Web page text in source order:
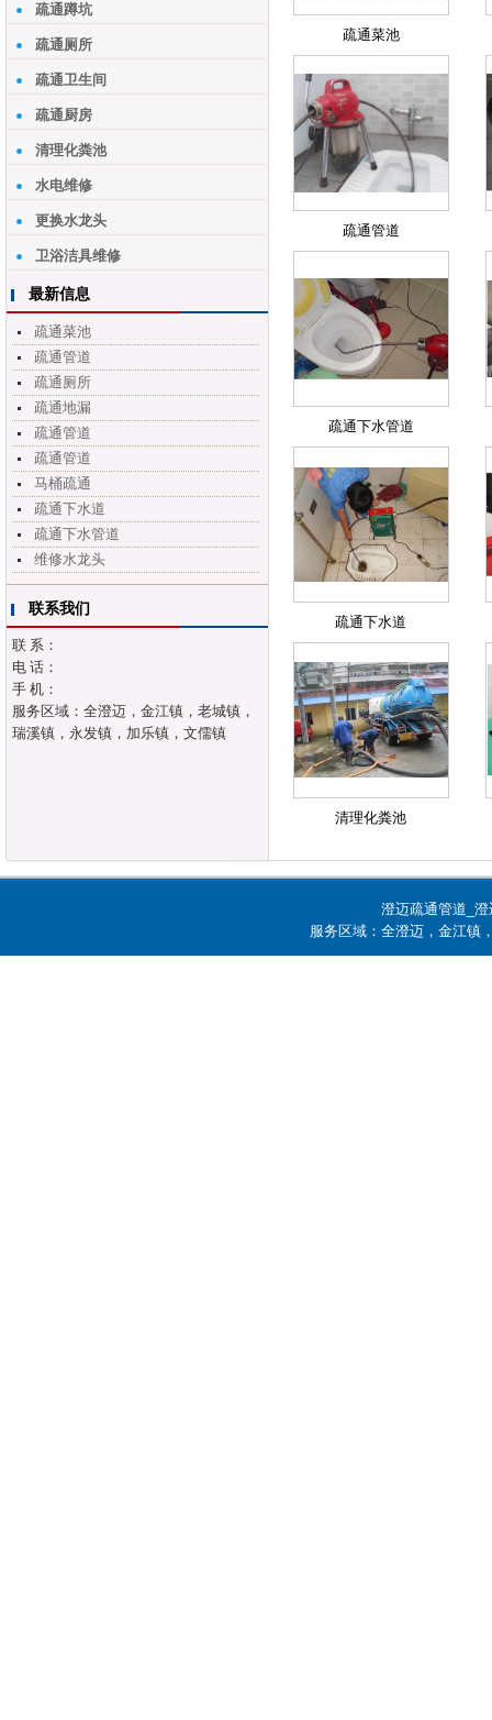
疏通蹲坑
疏通厕所
疏通卫生间
疏通厨房
清理化粪池
水电维修
更换水龙头
卫浴洁具维修
最新信息
疏通菜池
疏通管道
疏通厕所
疏通地漏
疏通管道
疏通管道
马桶疏通
疏通下水道
疏通下水管道
维修水龙头
联系我们
联 系：
电 话：
手 机：
服务区域：全澄迈，金江镇，老城镇，
瑞溪镇，永发镇，加乐镇，文儒镇
疏通菜池
疏通管道
疏通下水管道
疏通下水道
清理化粪池
澄迈疏通管道_
服务区域：全澄迈，金江镇